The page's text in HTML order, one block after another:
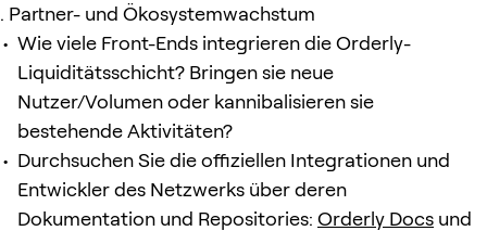
Partner- und Ökosystemwachstum
Wie viele Front-Ends integrieren die Orderly-
Liquiditätsschicht? Bringen sie neue
Nutzer/Volumen oder kannibalisieren sie
bestehende Aktivitäten?
Durchsuchen Sie die offiziellen Integrationen und
Entwickler des Netzwerks über deren
Dokumentation und Repositories: Orderly Docs und